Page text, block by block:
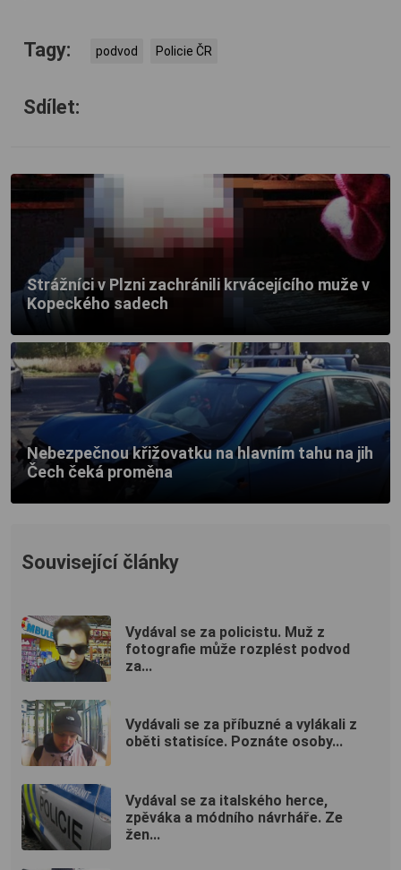
Tagy: podvod Policie ČR
Sdílet:
Strážníci v Plzni zachránili krvácejícího muže v
Kopeckého sadech
Nebezpečnou křižovatku na hlavním tahu na jih
Čech čeká proměna
Související články
Vydával se za policistu. Muž z
fotografie může rozplést podvod
za...
Vydávali se za příbuzné a vylákali z
oběti statisíce. Poznáte osoby...
Vydával se za italského herce,
zpěváka a módního návrháře. Ze
žen...